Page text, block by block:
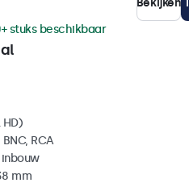
Bekijken
stuks beschikbaar
RCA
mm